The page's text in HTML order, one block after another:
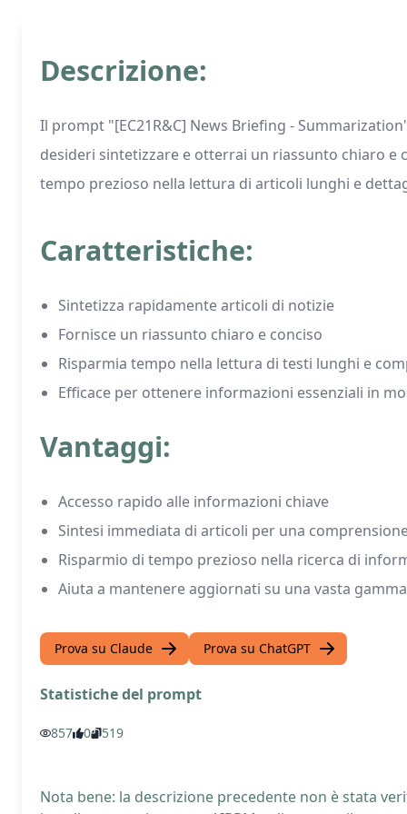
Descrizione:
Il prompt "[EC21R&C] News Briefing -
desideri sintetizzare e otterrai un riassunto chiaro
tempo prezioso nella lettura di articoli lunghi e
Caratteristiche:
Sintetizza rapidamente articoli di notizie
Fornisce un riassunto chiaro e conciso
Risparmia tempo nella lettura di testi lunghi e
Efficace per ottenere informazioni essenziali in
Vantaggi:
Accesso rapido alle informazioni chiave
Sintesi immediata di articoli per una
Risparmio di tempo prezioso nella ricerca di
Aiuta a mantenere aggiornati su una vasta
Prova su Claude Prova su ChatGPT
Statistiche del prompt
857 0 519
Nota bene: la descrizione precedente non è stata